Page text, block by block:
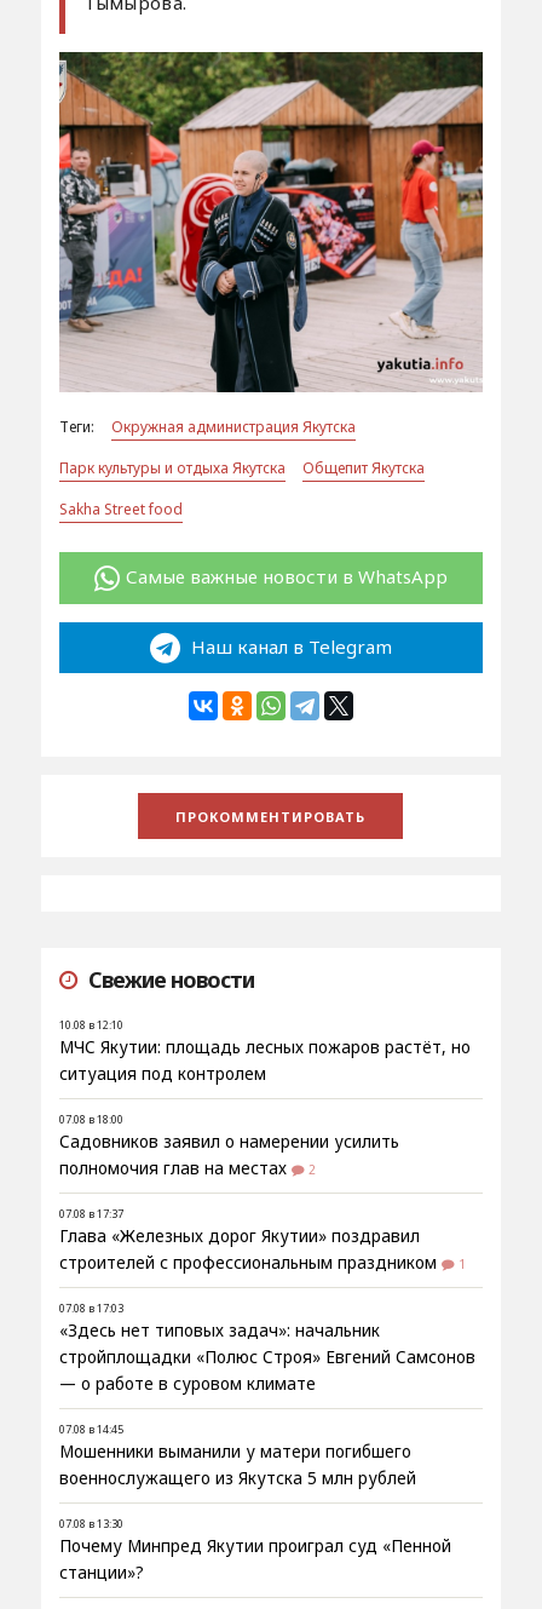
Теги:
Окружная администрация Якутска
Парк культуры и отдыха Якутска
Общепит Якутска
Sakha Street food
Самые важные новости в WhatsApp
Наш канал в Telegram
Свежие новости
10.08 в 12:10
МЧС Якутии: площадь лесных пожаров растёт, но
ситуация под контролем
07.08 в 18:00
Садовников заявил о намерении усилить
полномочия глав на местах
2
07.08 в 17:37
Глава «Железных дорог Якутии» поздравил
строителей с профессиональным праздником
1
07.08 в 17:03
«Здесь нет типовых задач»: начальник
стройплощадки «Полюс Строя» Евгений Самсонов
— о работе в суровом климате
07.08 в 14:45
Мошенники выманили у матери погибшего
военнослужащего из Якутска 5 млн рублей
07.08 в 13:30
Почему Минпред Якутии проиграл суд «Пенной
станции»?